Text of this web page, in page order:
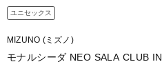
ユニセックス
MIZUNO (ミズノ)
モナルシーダ NEO SALA CLUB IN